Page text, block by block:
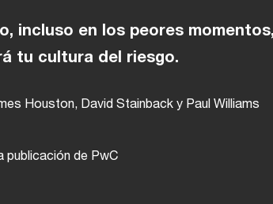
incluso en los peores
tu cultura del riesgo.
Houston, David Stainback y Paul Williams
publicación de PwC